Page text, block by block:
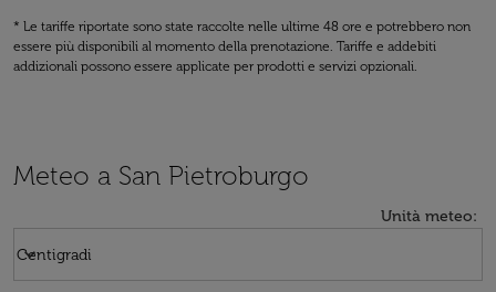
* Le tariffe riportate sono state raccolte nelle ultime 48 ore e potrebbero non
essere più disponibili al momento della prenotazione. Tariffe e addebiti
addizionali possono essere applicate per prodotti e servizi opzionali.
Meteo a San Pietroburgo
Unità meteo:
Centigradi
keyboard_arrow_down